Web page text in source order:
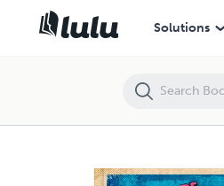
Solutions
La Joven de la Curva